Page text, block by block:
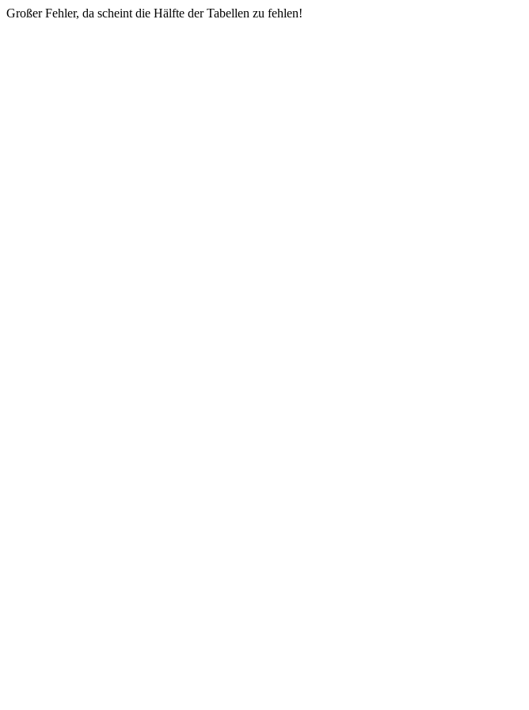
Großer Fehler, da scheint die Hälfte der Tabellen zu fehlen!